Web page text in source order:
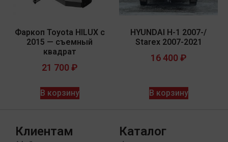
Фаркоп Toyota HILUX с
2015 — съемный
квадрат
21 700 ₽
В корзину
HYUNDAI H-1 2007-/
Starex 2007-2021
16 400 ₽
В корзину
Клиентам Каталог